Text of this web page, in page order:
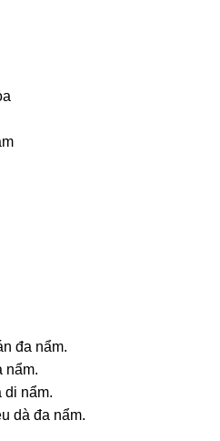
đa nẩm.
nẩm.
di nẩm.
dà đa nẩm.